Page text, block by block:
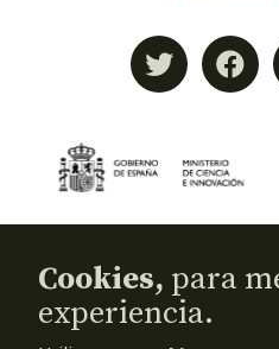
Cookies, para
experiencia.